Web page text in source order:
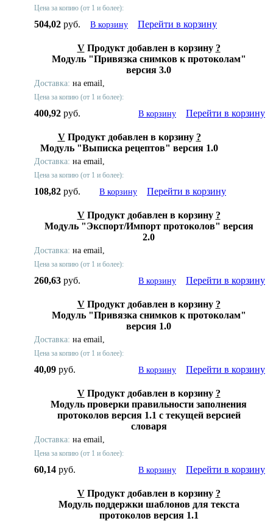
Цена за копию (от 1 и более):
504,02 руб. В корзину Перейти в корзину
V Продукт добавлен в корзину ?
Модуль "Привязка снимков к протоколам"
версия 3.0
Доставка: на email,
Цена за копию (от 1 и более):
400,92 руб. В корзину Перейти в корзину
V Продукт добавлен в корзину ?
Модуль "Выписка рецептов" версия 1.0
Доставка: на email,
Цена за копию (от 1 и более):
108,82 руб. В корзину Перейти в корзину
V Продукт добавлен в корзину ?
Модуль "Экспорт/Импорт протоколов" версия
2.0
Доставка: на email,
Цена за копию (от 1 и более):
260,63 руб. В корзину Перейти в корзину
V Продукт добавлен в корзину ?
Модуль "Привязка снимков к протоколам"
версия 1.0
Доставка: на email,
Цена за копию (от 1 и более):
40,09 руб. В корзину Перейти в корзину
V Продукт добавлен в корзину ?
Модуль проверки правильности заполнения
протоколов версия 1.1 с текущей версией
словаря
Доставка: на email,
Цена за копию (от 1 и более):
60,14 руб. В корзину Перейти в корзину
V Продукт добавлен в корзину ?
Модуль поддержки шаблонов для текста
протоколов версия 1.1